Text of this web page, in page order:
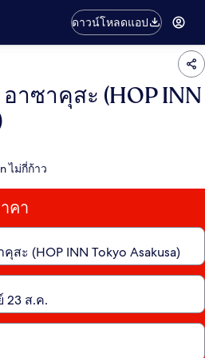
ดาวน์โหลดแอป
าซาคุสะ (HOP INN
ไม่กี่ก้าว
คา